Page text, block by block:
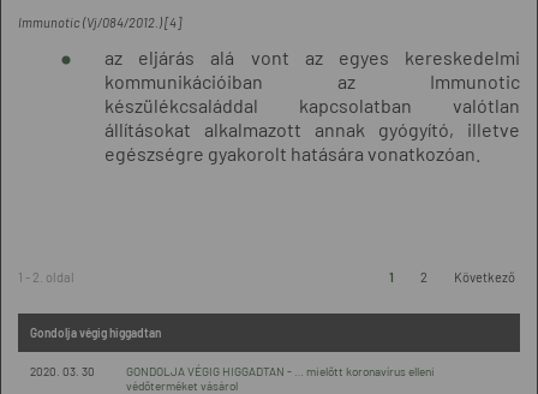
Immunotic (Vj/084/2012.) [4]
az eljárás alá vont az egyes kereskedelmi
kommunikációiban az Immunotic
készülékcsaláddal kapcsolatban valótlan
állításokat alkalmazott annak gyógyító, illetve
egészségre gyakorolt hatására vonatkozóan.
1 - 2. oldal 1 2 Következő
Gondolja végig higgadtan
2020. 03. 30
GONDOLJA VÉGIG HIGGADTAN - … mielőtt koronavírus elleni
védőterméket vásárol